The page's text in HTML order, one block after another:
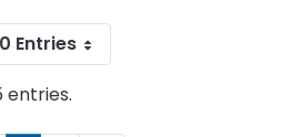
Entries
entries.